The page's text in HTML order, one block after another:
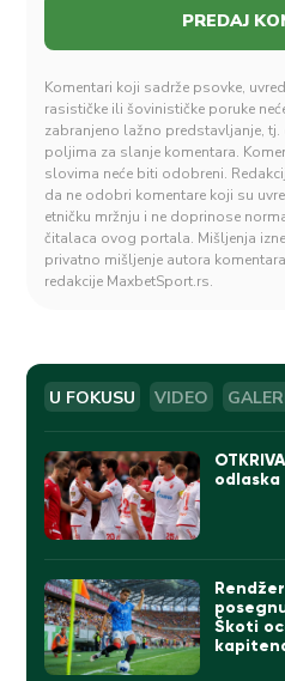
Komentari koji sadrže psovke,
rasističke ili šovinističke poruke
zabranjeno lažno predstavljanje,
poljima za slanje komentara.
slovima neće biti odobreni.
da ne odobri komentare koji su
etničku mržnju i ne doprinose
čitalaca ovog portala. Mišljenja
privatno mišljenje autora
redakcije MaxbetSport.rs.
U FOKUSU VIDEO
odlaska
Škoti